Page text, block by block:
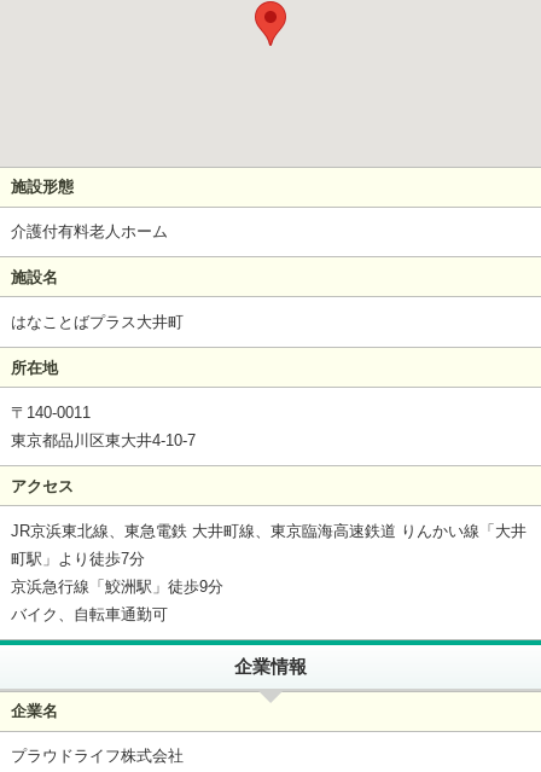
施設形態
介護付有料老人ホーム
施設名
はなことばプラス大井町
所在地
〒140-0011
東京都品川区東大井4-10-7
アクセス
JR京浜東北線、東急電鉄 大井町線、東京臨海高速鉄道 りんかい線「大井
町駅」より徒歩7分
京浜急行線「鮫洲駅」徒歩9分
バイク、自転車通勤可
企業情報
企業名
プラウドライフ株式会社